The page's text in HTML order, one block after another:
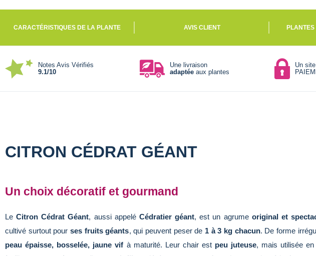
CARACTÉRISTIQUES DE LA PLANTE AVIS CLIENT PLANTES
Notes Avis Vérifiés
9.1/10
Une livraison
adaptéeaux plantes
Un site
CITRON CÉDRAT GÉANT
Un choix décoratif et gourmand
LeCitron Cédrat Géant, aussi appelé Cédratier géant, est un agrume original et
cultivé surtout pourses fruits géants, qui peuvent peser de 1 à 3 kg chacun. De forme
peau épaisse, bosselée, jaune vif à maturité. Leur chair est peu juteuse, mais utilisée en